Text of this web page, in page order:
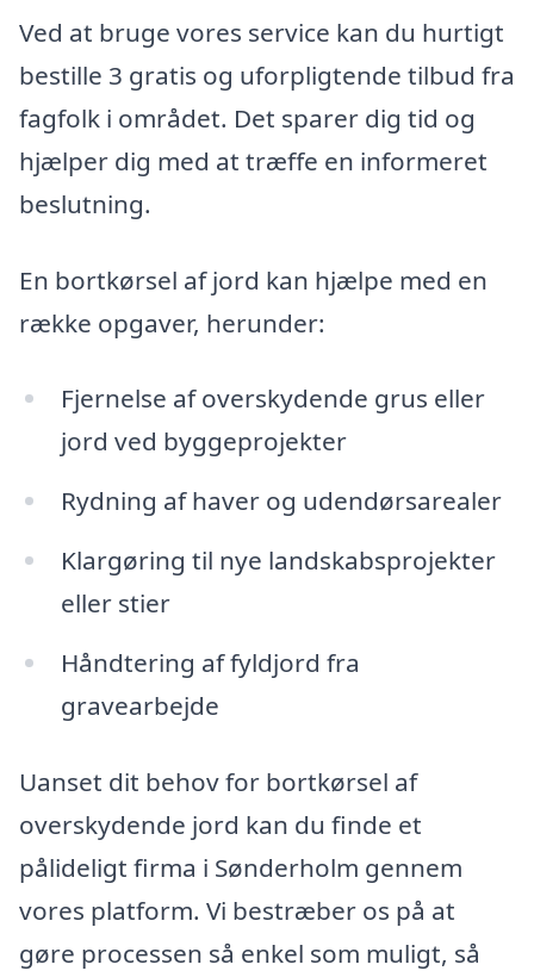
Ved at bruge vores service kan du hurtigt
bestille 3 gratis og uforpligtende tilbud fra
fagfolk i området. Det sparer dig tid og
hjælper dig med at træffe en informeret
beslutning.
En bortkørsel af jord kan hjælpe med en
række opgaver, herunder:
Fjernelse af overskydende grus eller
jord ved byggeprojekter
Rydning af haver og udendørsarealer
Klargøring til nye landskabsprojekter
eller stier
Håndtering af fyldjord fra
gravearbejde
Uanset dit behov for bortkørsel af
overskydende jord kan du finde et
pålideligt firma i Sønderholm gennem
vores platform. Vi bestræber os på at
gøre processen så enkel som muligt, så